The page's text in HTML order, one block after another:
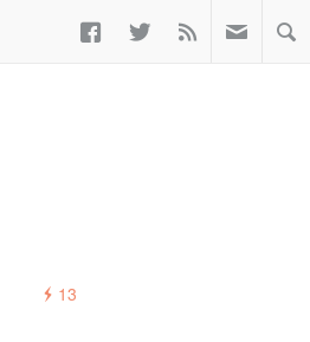
  
13